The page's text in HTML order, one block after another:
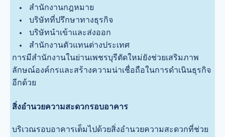
สำนักงานกฎหมาย
บริษัทที่ปรึกษาทางธุรกิจ
บริษัทนำเข้าและส่งออก
สำนักงานตัวแทนต่างประเทศ
การมีสำนักงานในย่านเพชรบุรีตัดใหม่ยังช่วยเสริมภาพ
ลักษณ์องค์กรและสร้างความน่าเชื่อถือในการดำเนินธุรกิจ
อีกด้วย
สิ่งอำนวยความสะดวกรอบอาคาร
บริเวณรอบอาคารเต็มไปด้วยสิ่งอำนวยความสะดวกที่ช่วย